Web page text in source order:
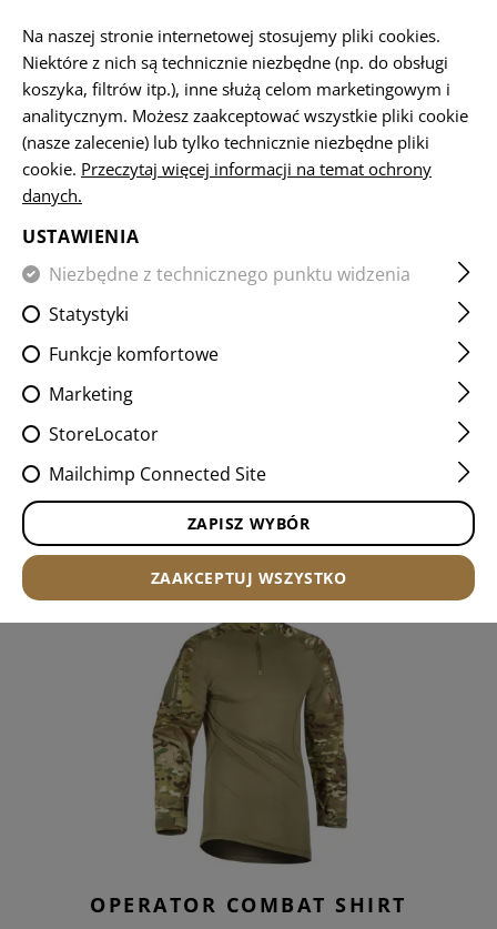
STRONA GŁÓWNA
FILTR
SPRZEDAŻ
OPERATOR COMBAT SHIRT
Na naszej stronie internetowej stosujemy pliki cookies.
Niektóre z nich są technicznie niezbędne (np. do obsługi
koszyka, filtrów itp.), inne służą celom marketingowym i
analitycznym. Możesz zaakceptować wszystkie pliki cookie
(nasze zalecenie) lub tylko technicznie niezbędne pliki
cookie. Przeczytaj więcej informacji na temat ochrony
danych.
USTAWIENIA
Niezbędne z technicznego punktu widzenia
Statystyki
Funkcje komfortowe
Marketing
StoreLocator
Mailchimp Connected Site
ZAPISZ WYBÓR
ZAAKCEPTUJ WSZYSTKO